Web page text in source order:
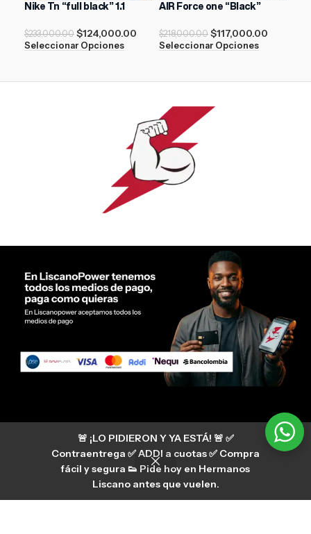
🚨 ¡LO PIDIERON Y YA ESTÁ! 🚨 ✅
Contraentrega ✅ ADDI a cuotas ✅ Compra
fácil y segura 👟 Pide hoy en Hermanos
Liscano antes que vuelen.
Nike Tn “full black” 1.1
$233,000.00 $124,000.00
Seleccionar Opciones
AIR Force one “Black”
$218,000.00 $117,000.00
Seleccionar Opciones
Si tienes algún tipo de duda, puedes consultar
nuestro centro de ayuda
hermanosliscano_10 Instagram
Aura
hermanosliscano Tik Tok
Únete a nuestros canales de difusión en
WhatsApp